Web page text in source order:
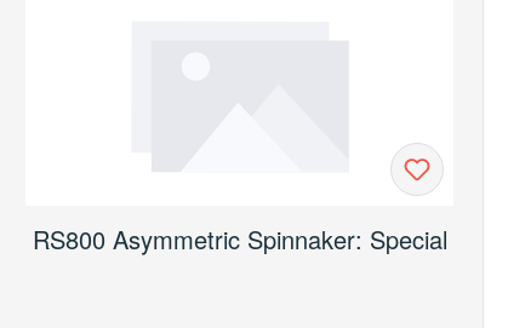
RS800 Asymmetric Spinnaker: Special